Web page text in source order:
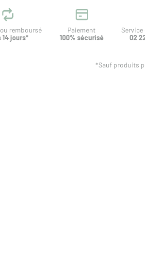
remboursé
14 jours*
Paiement
100% sécurisé
02
*Sauf produits